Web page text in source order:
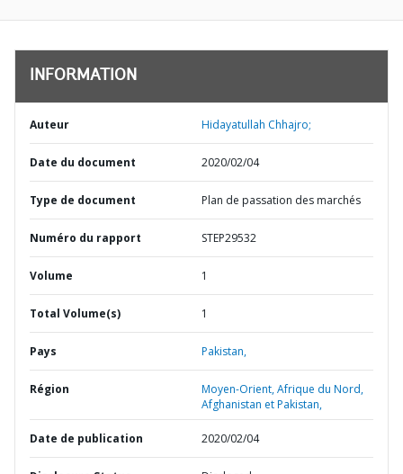
INFORMATION
Auteur Hidayatullah Chhajro;
Date du document 2020/02/04
Type de document Plan de passation des marchés
Numéro du rapport STEP29532
Volume 1
Total Volume(s) 1
Pays Pakistan,
Région
Moyen-Orient, Afrique du Nord,
Afghanistan et Pakistan,
Date de publication 2020/02/04